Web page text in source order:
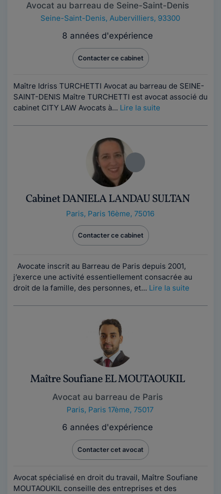
Avocat au barreau de Seine-Saint-Denis
Seine-Saint-Denis, Aubervilliers, 93300
8 années d'expérience
Contacter ce cabinet
Maître Idriss TURCHETTI Avocat au barreau de SEINE-
SAINT-DENIS Maître TURCHETTI est avocat associé du
cabinet CITY LAW Avocats à... Lire la suite
Cabinet DANIELA LANDAU SULTAN
Paris, Paris 16ème, 75016
Contacter ce cabinet
Avocate inscrit au Barreau de Paris depuis 2001,
j’exerce une activité essentiellement consacrée au
droit de la famille, des personnes, et... Lire la suite
Maître Soufiane EL MOUTAOUKIL
Avocat au barreau de Paris
Paris, Paris 17ème, 75017
6 années d'expérience
Contacter cet avocat
Avocat spécialisé en droit du travail, Maître Soufiane
MOUTAOUKIL conseille des entreprises et des